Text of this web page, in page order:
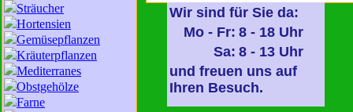
Sträucher
Hortensien
Gemüsepflanzen
Kräuterpflanzen
Mediterranes
Obstgehölze
Farne
Wir sind für Sie da:
Mo - Fr: 8 - 18 Uhr
Sa: 8 - 13 Uhr
und freuen uns auf
Ihren Besuch.